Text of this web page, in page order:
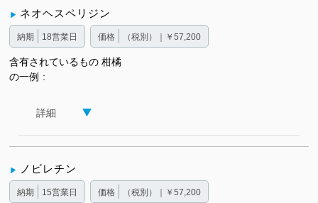
ネオヘスペリジン
納期 18営業日 価格 （税別）｜￥57,200
含有されているもの
の一例
柑橘
詳細
ノビレチン
納期 15営業日 価格 （税別）｜￥57,200